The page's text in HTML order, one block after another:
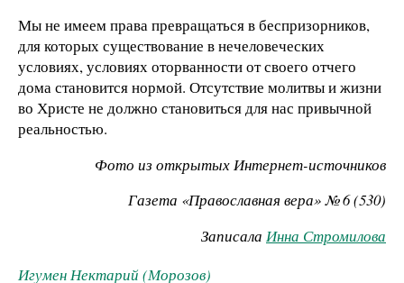
Мы не имеем права превращаться в беспризорников,
для которых существование в нечеловеческих
условиях, условиях оторванности от своего отчего
дома становится нормой. Отсутствие молитвы и жизни
во Хрис­те не должно становиться для нас привычной
реальностью.
Фото из открытых Интернет-источников
Газета «Православная вера» № 6 (530)
Записала Инна Стромилова
Игумен Нектарий (Морозов)